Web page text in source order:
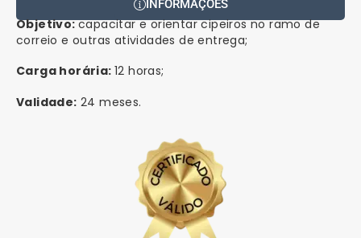
INFORMAÇÕES
Objetivo:capacitar e orientar cipeiros no ramo de
correio e outras atividades de entrega;
Carga horária: 12 horas;
Validade: 24 meses.